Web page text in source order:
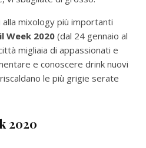
mixology più importanti
Week 2020 (dal 24 gennaio al
migliaia di appassionati e
e conoscere drink nuovi
le più grigie serate
2020